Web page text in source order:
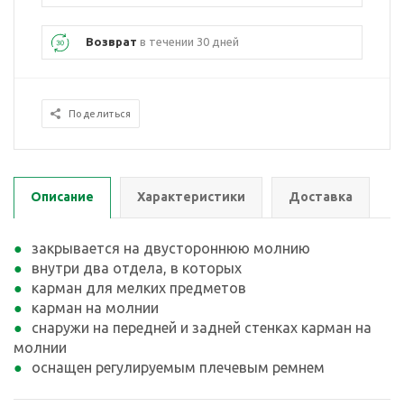
Возврат в течении 30 дней
Поделиться
Описание Характеристики Доставка
закрывается на двустороннюю молнию
внутри два отдела, в которых
карман для мелких предметов
карман на молнии
снаружи на передней и задней стенках карман на
молнии
оснащен регулируемым плечевым ремнем